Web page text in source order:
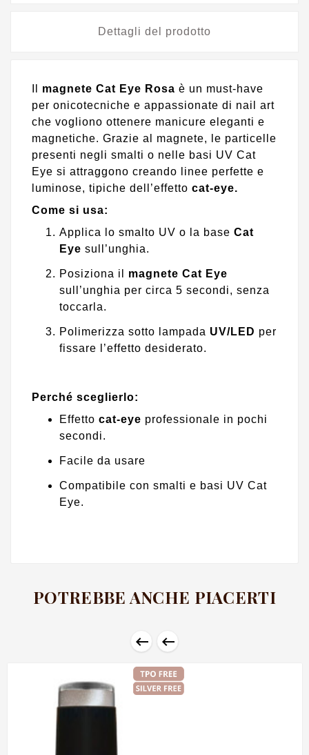
Dettagli del prodotto
magnete Cat Eye Rosa è un must-have
per onicotecniche e appassionate di nail art
che vogliono ottenere manicure eleganti e
magnetiche. Grazie al magnete, le particelle
presenti negli smalti o nelle basi UV Cat
Eye si attraggono creando linee perfette e
luminose, tipiche dell’effetto cat-eye.
Come si usa:
Applica lo smalto UV o la base Cat
Eye sull’unghia.
Posiziona il magnete Cat Eye
sull’unghia per circa 5 secondi, senza
toccarla.
Polimerizza sotto lampada UV/LED per
fissare l’effetto desiderato.
Perché sceglierlo:
Effetto cat-eye professionale in pochi
secondi.
Facile da usare
Compatibile con smalti e basi UV Cat
Eye.
POTREBBE ANCHE PIACERTI
 